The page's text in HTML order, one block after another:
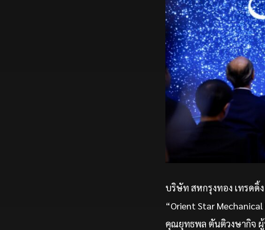
บริษัท สหกรุงทอง เทรดดิ้
“Orient Star
คุณยุทธพล ตันติวงษากิจ